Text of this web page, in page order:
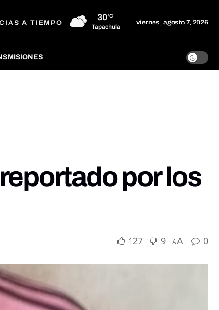
A TIEMPO
30°C
Tapachula
viernes, agosto 7, 2026
por los
127 9 AA 0